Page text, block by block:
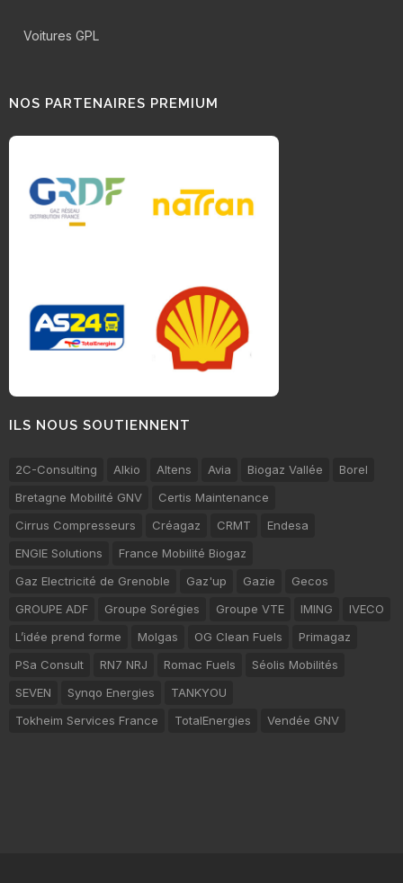
Voitures GPL
NOS PARTENAIRES PREMIUM
ILS NOUS SOUTIENNENT
2C-Consulting Alkio Altens Avia Biogaz Vallée
Borel
Bretagne Mobilité GNV
Certis Maintenance
Cirrus Compresseurs
Créagaz CRMT
Endesa
ENGIE Solutions
France Mobilité Biogaz
Gaz Electricité de Grenoble
Gaz'up Gazie
Gecos
GROUPE ADF
Groupe Sorégies Groupe VTE IMING
IVECO
L’idée prend forme
Molgas OG Clean Fuels
Primagaz
PSa Consult
RN7 NRJ Romac Fuels
Séolis Mobilités
SEVEN
Synqo Energies
TANKYOU
Tokheim Services France
TotalEnergies Vendée GNV